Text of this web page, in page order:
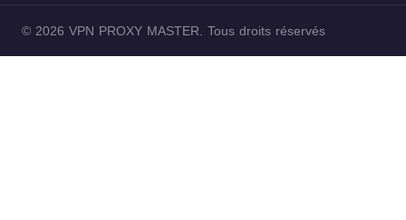
© 2026 VPN PROXY MASTER. Tous droits réservés